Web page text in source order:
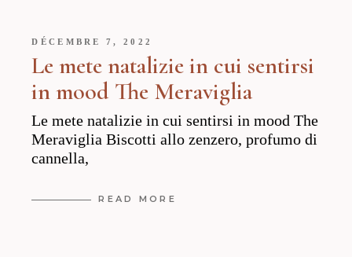
DÉCEMBRE 7, 2022
Le mete natalizie in cui sentirsi
in mood The Meraviglia
Le mete natalizie in cui sentirsi in mood The
Meraviglia Biscotti allo zenzero, profumo di
cannella,
READ MORE